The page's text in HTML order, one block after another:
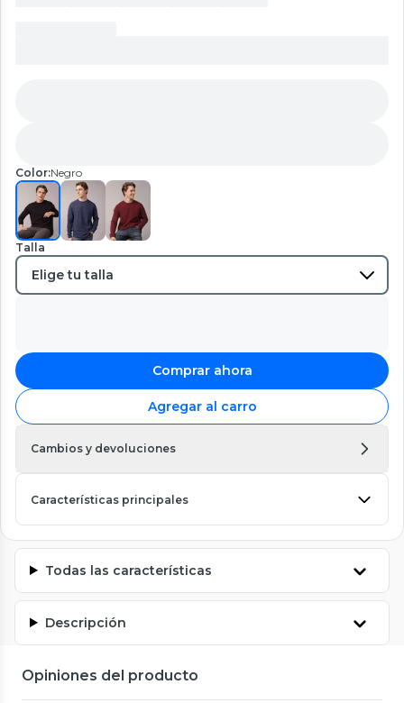
Color:Negro
Talla
Comprar ahora
Agregar al carro
Cambios y devoluciones
Características principales
Todas las características
Descripción
Opiniones del producto